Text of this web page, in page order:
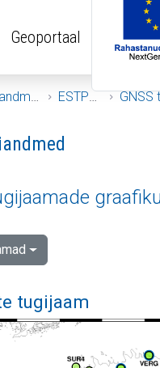
Geoportaal
ESTPOS GNSS
Ruumiandmed
tugijaam